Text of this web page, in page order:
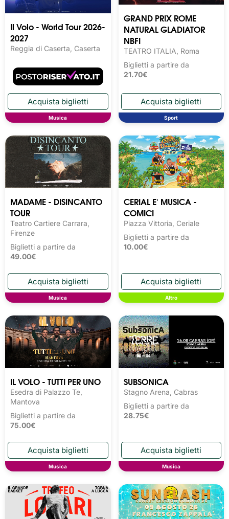
Il Volo - World Tour 2026-
2027
Reggia di Caserta, Caserta
Musica
GRAND PRIX ROME
NATURAL GLADIATOR
NBFI
TEATRO ITALIA, Roma
Biglietti a partire da
21.70€
Sport
MADAME - DISINCANTO
TOUR
Teatro Cartiere Carrara,
Firenze
Biglietti a partire da
49.00€
Musica
CERIAL E' MUSICA -
COMICI
Piazza Vittoria, Ceriale
Biglietti a partire da
10.00€
Altro
IL VOLO - TUTTI PER UNO
Esedra di Palazzo Te,
Mantova
Biglietti a partire da
75.00€
Musica
SUBSONICA
Stagno Arena, Cabras
Biglietti a partire da
28.75€
Musica